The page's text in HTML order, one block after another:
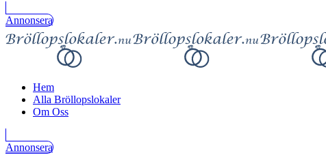
Annonsera
Hem
Alla Bröllopslokaler
Om Oss
Annonsera